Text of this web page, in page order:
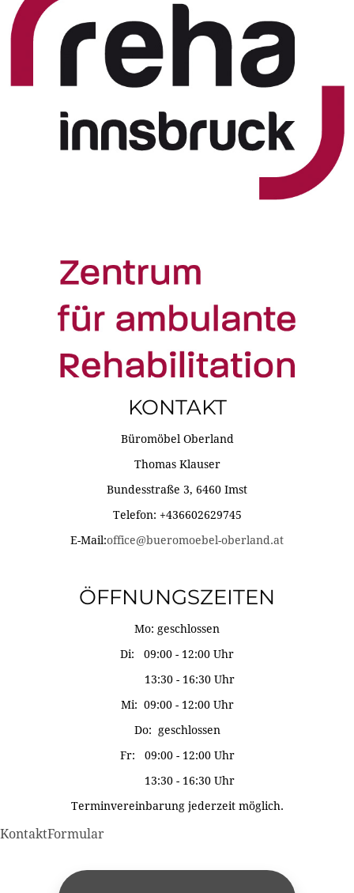
KONTAKT
Büromöbel Oberland
Thomas Klauser
Bundesstraße 3, 6460 Imst
Telefon: +436602629745
E-Mail:office@bueromoebel-oberland.at
ÖFFNUNGSZEITEN
Mo: geschlossen
Di: 09:00 - 12:00 Uhr
13:30 - 16:30 Uhr
Mi: 09:00 - 12:00 Uhr
Do: geschlossen
Fr: 09:00 - 12:00 Uhr
13:30 - 16:30 Uhr
Terminvereinbarung jederzeit möglich.
KontaktFormular